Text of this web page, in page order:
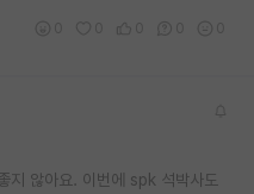
지 않아요. 이번에 spk 석박사도